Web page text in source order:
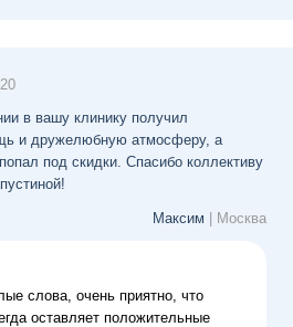
в вашу клинику получил
и дружелюбную атмосферу, а
под скидки. Спасибо коллективу
Максим | Москва
слова, очень приятно, что
оставляет положительные